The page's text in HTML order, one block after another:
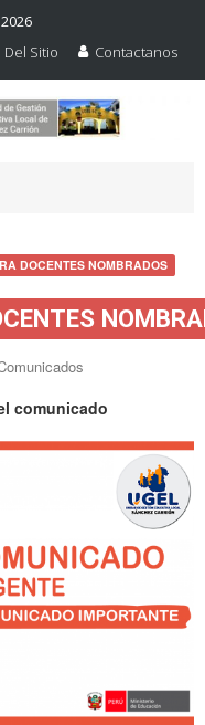
Del Sitio Contactanos
DOCENTES NOMBRADOS
comunicado